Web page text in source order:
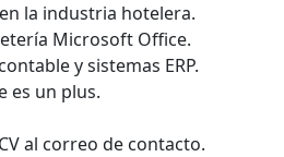
la industria hotelera.
Microsoft Office.
y sistemas ERP.
es un plus.
al correo de contacto.